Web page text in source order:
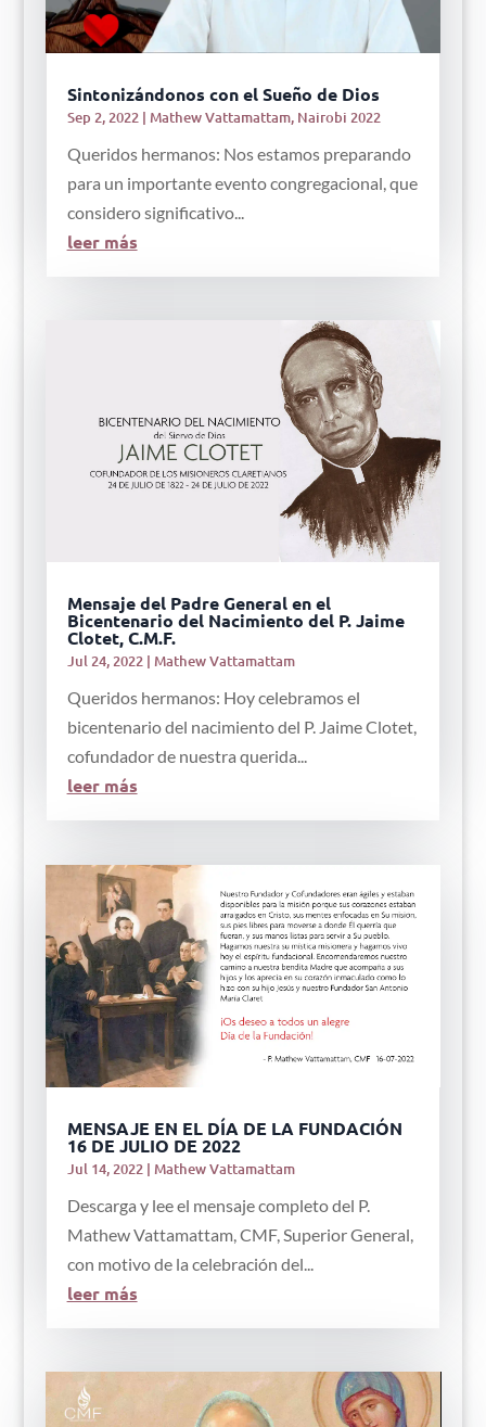
Sintonizándonos con el Sueño de Dios
Sep 2, 2022| Mathew Vattamattam, Nairobi 2022
Queridos hermanos: Nos estamos preparando
para un importante evento congregacional, que
considero significativo...
leer más
Mensaje del Padre General en el
Bicentenario del Nacimiento del P. Jaime
Clotet, C.M.F.
Jul 24, 2022| Mathew Vattamattam
Queridos hermanos: Hoy celebramos el
bicentenario del nacimiento del P. Jaime Clotet,
cofundador de nuestra querida...
leer más
MENSAJE EN EL DÍA DE LA FUNDACIÓN
16 DE JULIO DE 2022
Jul 14, 2022| Mathew Vattamattam
Descarga y lee el mensaje completo del P.
Mathew Vattamattam, CMF, Superior General,
con motivo de la celebración del...
leer más